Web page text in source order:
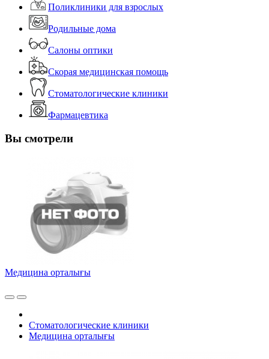
Поликлиники для взрослых
Родильные дома
Салоны оптики
Скорая медицинская помощь
Стоматологические клиники
Фармацевтика
Вы смотрели
Медицина орталығы
Стоматологические клиники
Медицина орталығы